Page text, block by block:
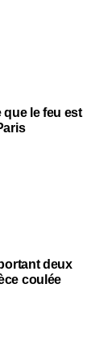
que le feu est
deux
coulée